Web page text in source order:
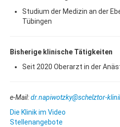
Studium der Medizin an der
Tübingen
Bisherige klinische Tätigkeiten
Seit 2020 Oberarzt in der
e-Mail:dr.napiwotzky@schelztor-
Die Klinik im Video
Stellenangebote